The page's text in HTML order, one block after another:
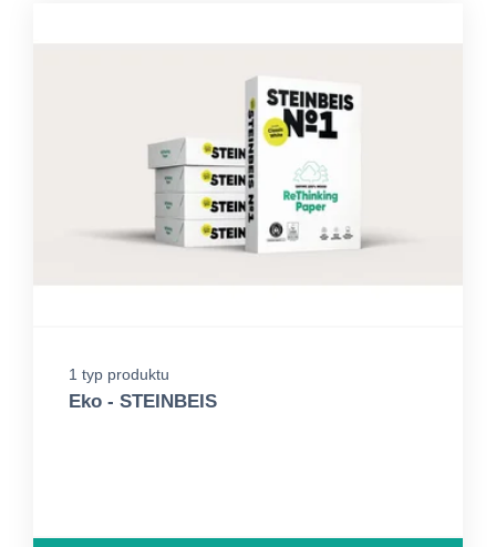
1 typ produktu
Eko - STEINBEIS